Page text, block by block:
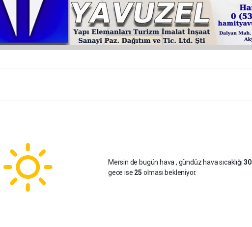
Mersin de bugün hava , gündüz hava sıcaklığı30
gece ise 25 olması bekleniyor.